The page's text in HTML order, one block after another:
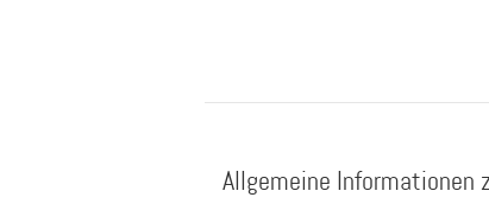
Allgemeine Informationen